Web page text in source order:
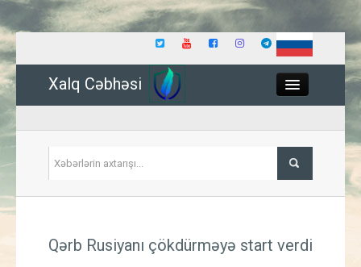
Xalq Cəbhəsi
İqtisadiyyat
Qərb Rusiyanı çökdürməyə start verdi